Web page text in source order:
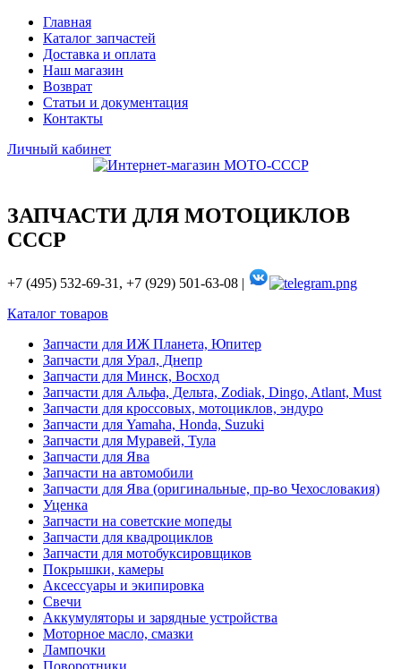
Главная
Каталог запчастей
Доставка и оплата
Наш магазин
Возврат
Статьи и документация
Контакты
Личный кабинет
ЗАПЧАСТИ ДЛЯ МОТОЦИКЛОВ
СССР
+7 (495) 532-69-31, +7 (929) 501-63-08 |
Каталог товаров
Запчасти для ИЖ Планета, Юпитер
Запчасти для Урал, Днепр
Запчасти для Минск, Восход
Запчасти для Альфа, Дельта, Zodiak, Dingo, Atlant, Must
Запчасти для кроссовых, мотоциклов, эндуро
Запчасти для Yamaha, Honda, Suzuki
Запчасти для Муравей, Тула
Запчасти для Ява
Запчасти на автомобили
Запчасти для Ява (оригинальные, пр-во Чехословакия)
Уценка
Запчасти на советские мопеды
Запчасти для квадроциклов
Запчасти для мотобуксировщиков
Покрышки, камеры
Аксессуары и экипировка
Свечи
Аккумуляторы и зарядные устройства
Моторное масло, смазки
Лампочки
Поворотники